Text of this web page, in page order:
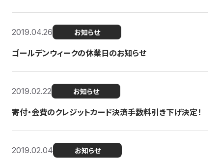
2019.04.26 お知らせ
ゴールデンウィークの休業日のお知らせ
2019.02.22 お知らせ
寄付・会費のクレジットカード決済手数料引き下げ決定！
2019.02.04 お知らせ